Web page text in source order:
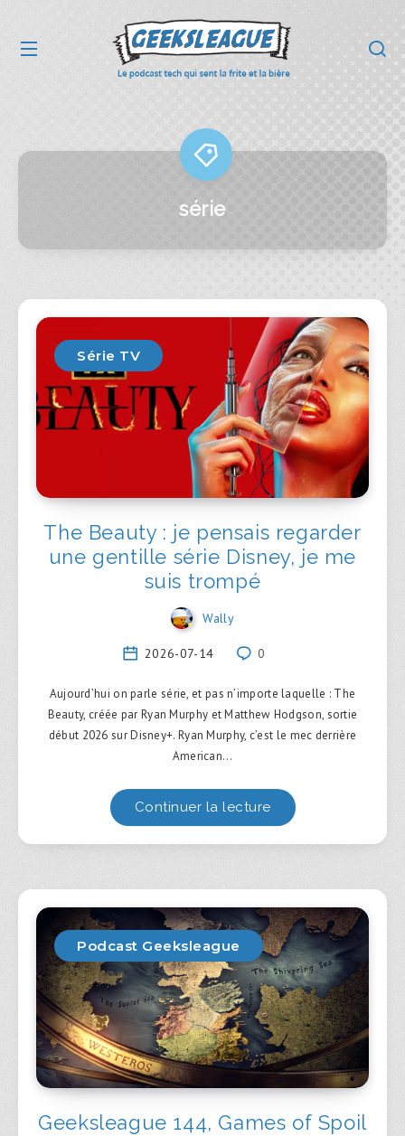
série
Série TV
The Beauty : je pensais regarder
une gentille série Disney, je me
suis trompé
Wally
2026-07-14 0
Aujourd’hui on parle série, et pas n’importe laquelle : The
Beauty, créée par Ryan Murphy et Matthew Hodgson, sortie
début 2026 sur Disney+. Ryan Murphy, c’est le mec derrière
American…
Continuer la lecture
Podcast Geeksleague
Geeksleague 144, Games of Spoil